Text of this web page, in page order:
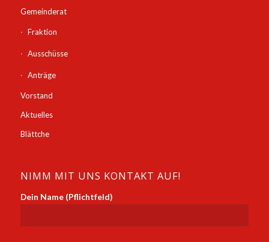
Gemeinderat
Fraktion
Ausschüsse
Anträge
Vorstand
Aktuelles
Blättche
NIMM MIT UNS KONTAKT AUF!
Dein Name (Pflichtfeld)